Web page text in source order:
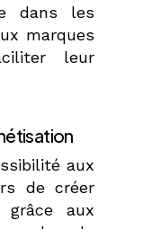
dans les
marques
leur
aux
de créer
grâce aux